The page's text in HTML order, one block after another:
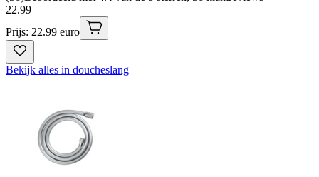
22.99
Prijs: 22.99 euro
Bekijk alles in doucheslang